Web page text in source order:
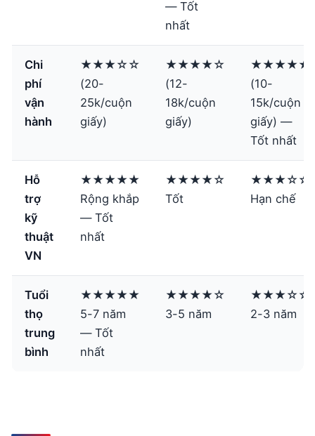
— Tốt
nhất
Chi
phí
vận
hành
★★★☆☆
(20-
25k/cuộn
giấy)
★★★★☆
(12-
18k/cuộn
giấy)
★★★★★
(10-
15k/cuộn
giấy) —
Tốt nhất
Hỗ
trợ
kỹ
thuật
VN
★★★★★
Rộng khắp
— Tốt
nhất
★★★★☆
Tốt
★★★☆☆
Hạn chế
Tuổi
thọ
trung
bình
★★★★★
5-7 năm
— Tốt
nhất
★★★★☆
3-5 năm
★★★☆☆
2-3 năm